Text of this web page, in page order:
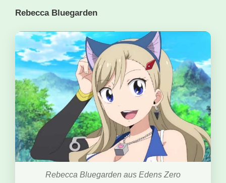
Rebecca Bluegarden
Rebecca Bluegarden aus Edens Zero